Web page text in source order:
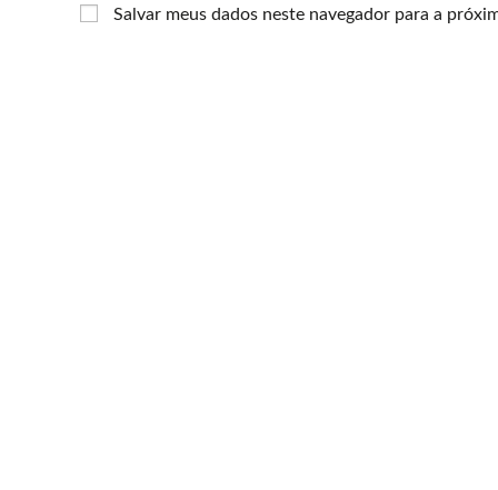
Salvar meus dados neste navegador para a